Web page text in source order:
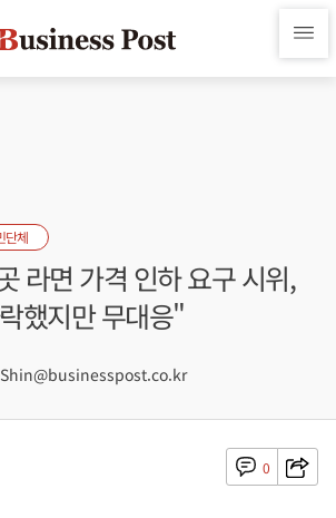
단체
라면 가격 인하 요구 시위,
했지만 무대응"
0